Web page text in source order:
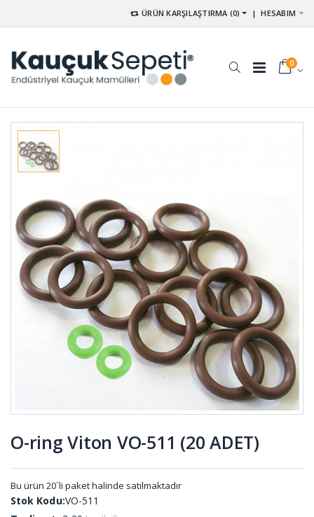
ÜRÜN KARŞILAŞTIRMA (0) |HESABIM
0
O-ring Viton VO-511 (20 ADET)
Bu ürün 20`li paket halinde satılmaktadır
Stok Kodu:VO-511
Çikolata
Dolum
Takozu HT-
001
REG-001
Kendinden
Yapışkanlı
Epdm
Sünger
Karton
Çekim
Lastiği KC-
001
Kaput
Mandal
Lastiği KP-
001
TKR-001